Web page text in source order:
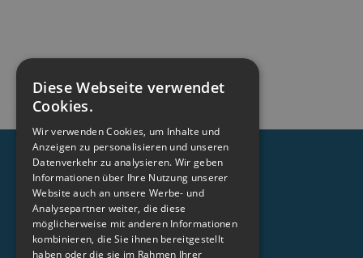
Jetzt Ihre Adresse prüfen.
Suchen
Jobsuchende
Arbeitgeber
Diese Webseite verwendet
Cookies.
Wir verwenden Cookies, um Inhalte und
Anzeigen zu personalisieren und unseren
Datenverkehr zu analysieren. Wir geben
Informationen über Ihre Nutzung unserer
Website auch an unsere Werbe- und
Analysepartner weiter, die diese
möglicherweise mit anderen Informationen
kombinieren, die Sie ihnen bereitgestellt
haben oder die sie im Rahmen Ihrer